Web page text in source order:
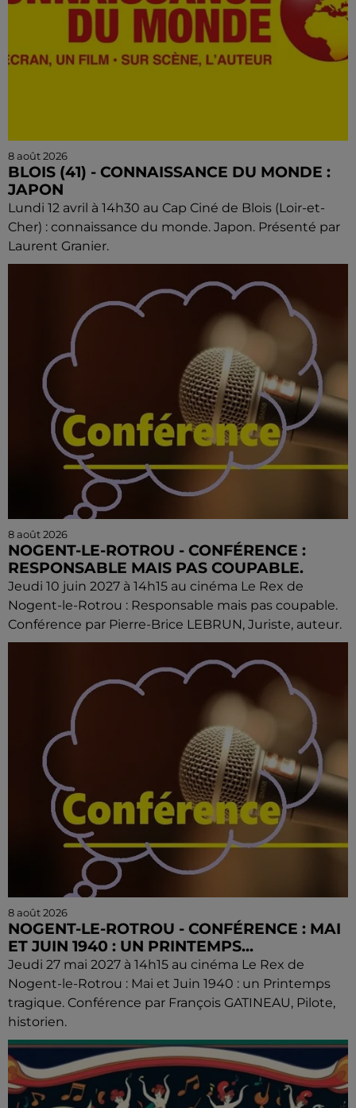
8 août 2026
BLOIS (41) - CONNAISSANCE DU MONDE :
JAPON
Lundi 12 avril à 14h30 au Cap Ciné de Blois (Loir-et-
Cher) : connaissance du monde. Japon. Présenté par
Laurent Granier.
8 août 2026
NOGENT-LE-ROTROU - CONFÉRENCE :
RESPONSABLE MAIS PAS COUPABLE.
Jeudi 10 juin 2027 à 14h15 au cinéma Le Rex de
Nogent-le-Rotrou : Responsable mais pas coupable.
Conférence par Pierre-Brice LEBRUN, Juriste, auteur.
8 août 2026
NOGENT-LE-ROTROU - CONFÉRENCE : MAI
ET JUIN 1940 : UN PRINTEMPS...
Jeudi 27 mai 2027 à 14h15 au cinéma Le Rex de
Nogent-le-Rotrou : Mai et Juin 1940 : un Printemps
tragique. Conférence par François GATINEAU, Pilote,
historien.